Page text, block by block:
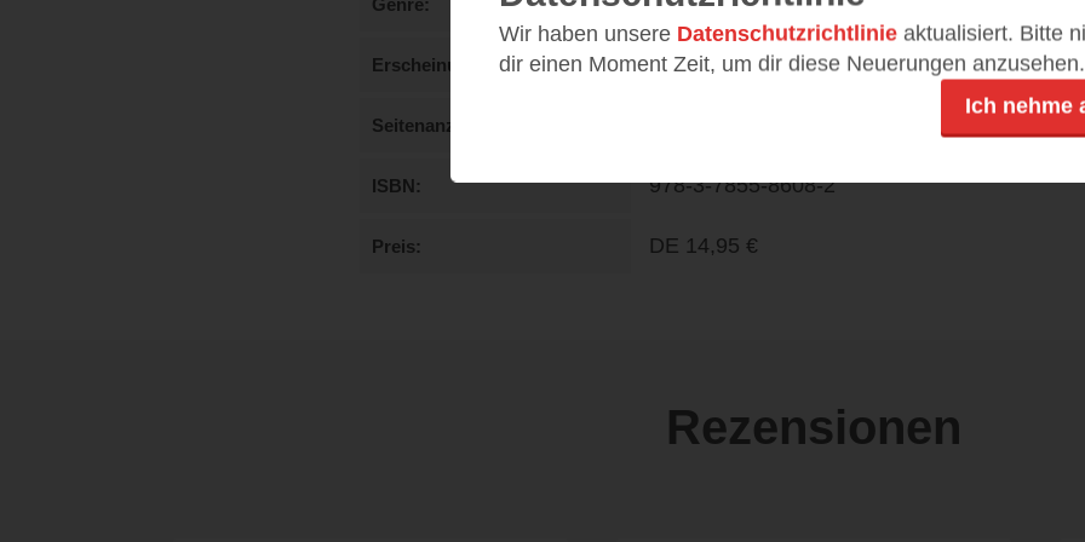
Genre
Erscheinungstermin 13.02.17
Seitenanzahl
ISBN 978-3-7855-8608-2
Preis DE 14,95 €
Rezensionen
Wir haben unsere Datenschutzrichtlinie aktualisiert. Bitte
dir einen Moment Zeit, um dir diese Neuerungen anzusehen.
Ich nehme